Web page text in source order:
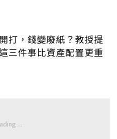
打，錢變廢紙？教授提
三件事比資產配置更重